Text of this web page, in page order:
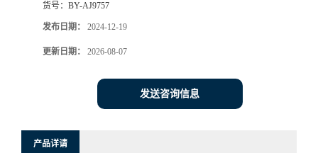
货号： BY-AJ9757
发布日期： 2024-12-19
更新日期： 2026-08-07
发送咨询信息
产品详请